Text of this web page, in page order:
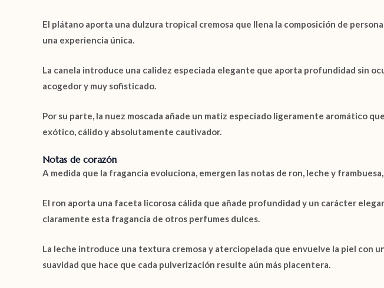
El plátano aporta una dulzura tropical cremosa que llena la composición de
una experiencia única.
La canela introduce una calidez especiada elegante que aporta profundidad sin
acogedor y muy sofisticado.
Por su parte, la nuez moscada añade un matiz especiado ligeramente aromático
exótico, cálido y absolutamente cautivador.
Notas de corazón
A medida que la fragancia evoluciona, emergen las notas de ron leche y frambuesa
El ron aporta una faceta licorosa cálida que añade profundidad y un carácter
claramente esta fragancia de otros perfumes dulces.
La leche introduce una textura cremosa y aterciopelada que envuelve la piel con
suavidad que hace que cada pulverización resulte aún más placentera.